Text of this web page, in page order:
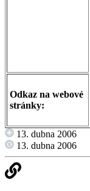
Odkaz na webové
stránky:
13. dubna 2006
13. dubna 2006